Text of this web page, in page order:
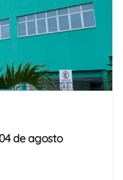
de agosto